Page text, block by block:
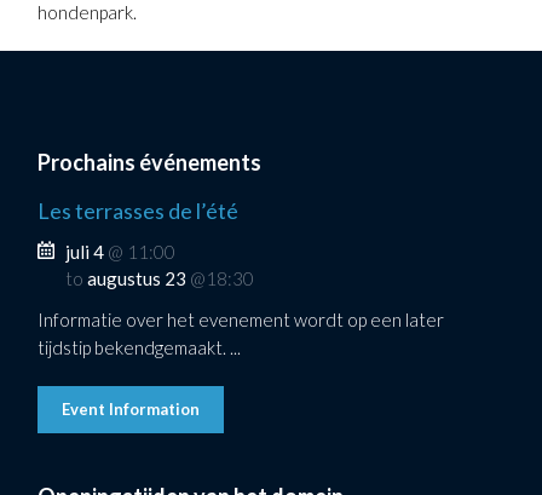
hondenpark.
Prochains événements
Les terrasses de l’été
juli 4 @ 11:00
to augustus 23 @18:30
Informatie over het evenement wordt op een later
tijdstip bekendgemaakt. ...
Event Information